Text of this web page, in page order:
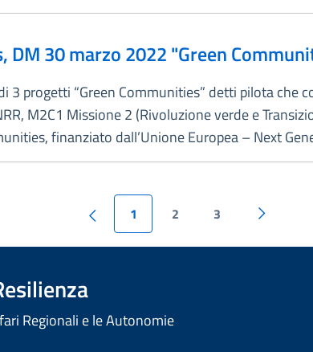
DM 30 marzo 2022 "Green
progetti “Green Communities” detti pilota che
M2C1 Missione 2 (Rivoluzione verde e
finanziato dall’Unione Europea – Next
1 2 3
Regionali e le Autonomie